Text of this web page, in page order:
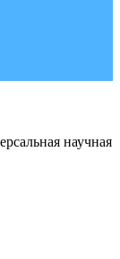
научная